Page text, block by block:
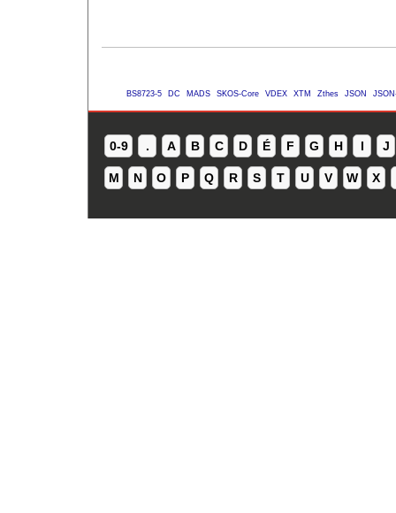
BS8723-5 DC MADS SKOS-Core VDEX XTM Zthes JSON
0-9 . A B C D É F G H I J
M N O P Q R S T U V W X